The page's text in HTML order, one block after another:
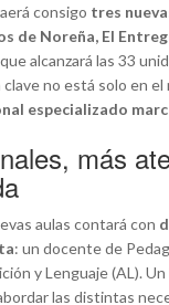
consigo tres
de Noreña, El
alcanzará las 33
no está solo en el
especializado
más
aulas contará con
: un docente de
y Lenguaje (AL).
las distintas